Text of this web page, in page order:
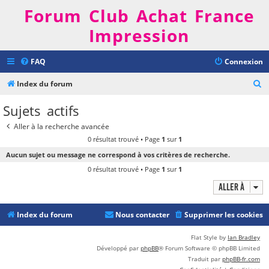
Forum Club Achat France
Impression
FAQ Connexion
Index du forum
h
r
Sujets actifs
Aller à la recherche avancée
0 résultat trouvé • Page 1 sur 1
Aucun sujet ou message ne correspond à vos critères de recherche.
0 résultat trouvé • Page 1 sur 1
Aller à
Index du forum Supprimer les cookies
Nous contacter
Flat Style by Ian Bradley
Développé par phpBB® Forum Software © phpBB Limited
Traduit par phpBB-fr.com